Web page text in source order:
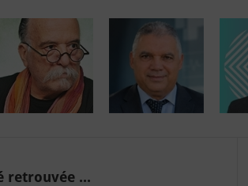
retrouvée ...